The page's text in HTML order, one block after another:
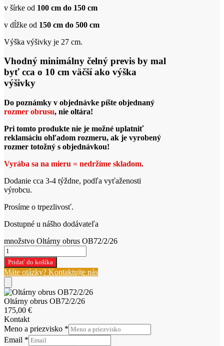
v šírke od 100 cm do 150 cm
v dĺžke od 150 cm do 500 cm
Výška výšivky je 27 cm.
Vhodný minimálny čelný previs by mal
byť cca o 10 cm väčší ako výška
výšivky
Do poznámky v objednávke píšte objednaný
rozmer obrusu, nie oltára!
Pri tomto produkte nie je možné uplatniť
reklamáciu ohľadom rozmeru, ak je vyrobený
rozmer totožný s objednávkou!
Vyrába sa na mieru = nedržíme skladom.
Dodanie cca 3-4 týždne, podľa vyťaženosti
výrobcu.
Prosíme o trpezlivosť.
Dostupné u nášho dodávateľa
množstvo Oltárny obrus OB72/2/26
Pridať do košíka
Máte otázky? Kontaktujte nás
Oltárny obrus OB72/2/26
175,00 €
Kontakt
Meno a priezvisko *
Email *